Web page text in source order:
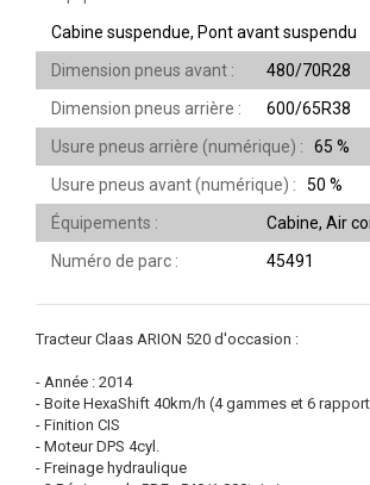
Cabine suspendue, Pont avant suspendu
Dimension pneus avant
480/70R28
Dimension pneus arrière
600/65R38
Usure pneus arrière (numérique)
65 %
Usure pneus avant (numérique)
50 %
Équipements
Cabine, Air
Numéro de parc
45491
Tracteur Claas ARION 520 d'occasion :
- Année : 2014
- Boite HexaShift 40km/h (4 gammes et 6
- Finition CIS
- Moteur DPS 4cyl.
- Freinage hydraulique